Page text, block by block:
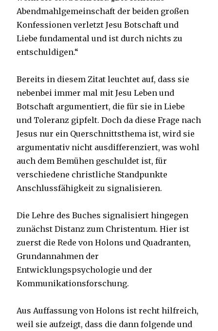
Abendmahlgemeinschaft der beiden großen
Konfessionen verletzt Jesu Botschaft und
Liebe fundamental und ist durch nichts zu
entschuldigen.“
Bereits in diesem Zitat leuchtet auf, dass sie
nebenbei immer mal mit Jesu Leben und
Botschaft argumentiert, die für sie in Liebe
und Toleranz gipfelt. Doch da diese Frage nach
Jesus nur ein Querschnittsthema ist, wird sie
argumentativ nicht ausdifferenziert, was wohl
auch dem Bemühen geschuldet ist, für
verschiedene christliche Standpunkte
Anschlussfähigkeit zu signalisieren.
Die Lehre des Buches signalisiert hingegen
zunächst Distanz zum Christentum. Hier ist
zuerst die Rede von Holons und Quadranten,
Grundannahmen der
Entwicklungspsychologie und der
Kommunikationsforschung.
Aus Auffassung von Holons ist recht hilfreich,
weil sie aufzeigt, dass die dann folgende und